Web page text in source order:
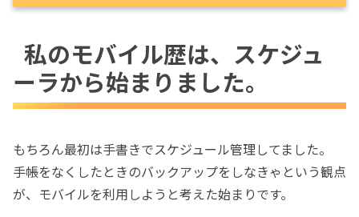
した。
Jornada690を買ったのが、今に至るモバ
イラー人生を送るきっかけです。
階でPocketPostpetに換えました。
キーボード付きのClieが出たときにClie
NR70にしました。
私のモバイル歴は、スケジュ
ーラから始まりました。
もちろん最初は手書きでスケジュール管理してました。
手帳をなくしたときのバックアップをしなきゃという観点
が、モバイルを利用しようと考えた始まりです。